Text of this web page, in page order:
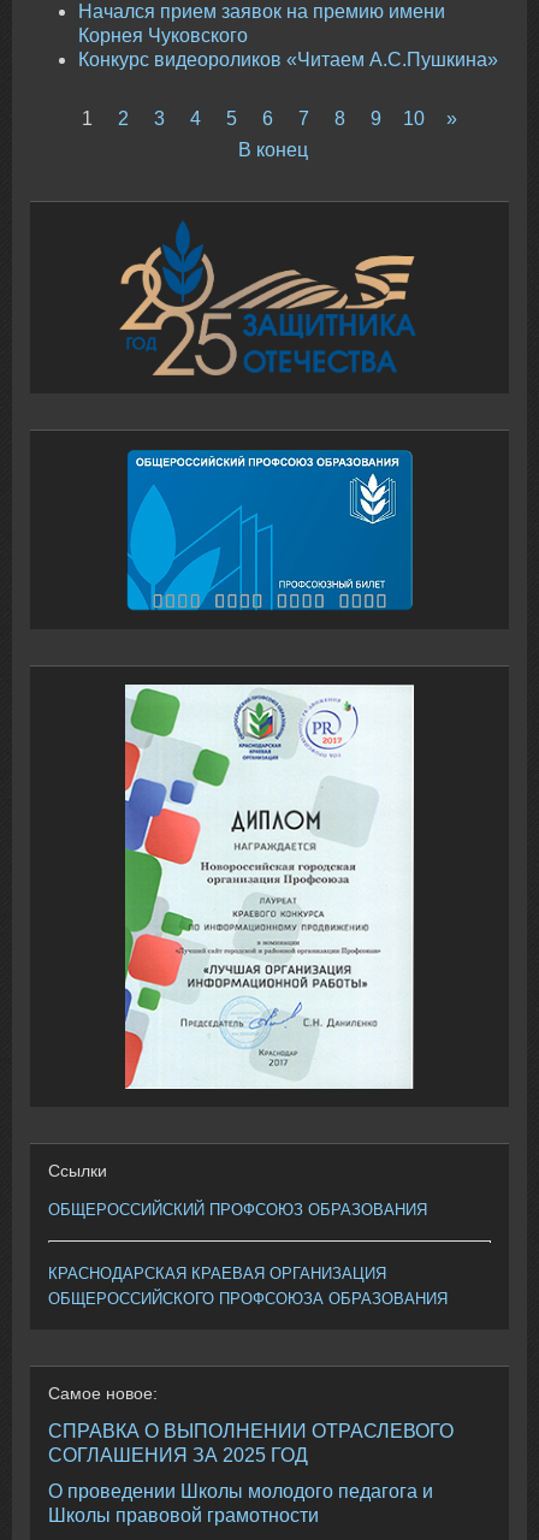
Начался прием заявок на премию имени
Корнея Чуковского
Конкурс видеороликов «Читаем А.С.Пушкина»
1 2 3 4 5 6 7 8 9 10
»
В конец
Ссылки
ОБЩЕРОССИЙСКИЙ ПРОФСОЮЗ ОБРАЗОВАНИЯ
КРАСНОДАРСКАЯ КРАЕВАЯ ОРГАНИЗАЦИЯ
ОБЩЕРОССИЙСКОГО ПРОФСОЮЗА ОБРАЗОВАНИЯ
Самое новое:
СПРАВКА О ВЫПОЛНЕНИИ ОТРАСЛЕВОГО
СОГЛАШЕНИЯ ЗА 2025 ГОД
О проведении Школы молодого педагога и
Школы правовой грамотности